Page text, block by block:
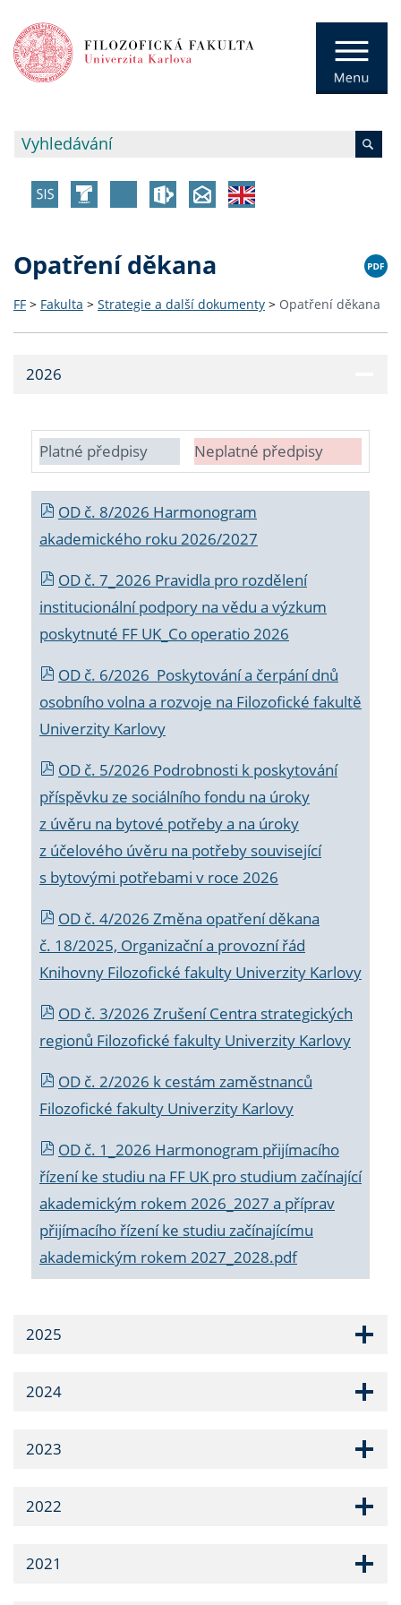
Opatření děkana
FF > Fakulta > Strategie a další dokumenty > Opatření děkana
2026
Platné předpisy Neplatné předpisy
OD č. 8/2026 Harmonogram
akademického roku 2026/2027
OD č. 7_2026 Pravidla pro rozdělení
institucionální podpory na vědu a výzkum
poskytnuté FF UK_Co operatio 2026
OD č. 6/2026 Poskytování a čerpání dnů
osobního volna a rozvoje na Filozofické fakultě
Univerzity Karlovy
OD č. 5/2026 Podrobnosti k poskytování
příspěvku ze sociálního fondu na úroky
z úvěru na bytové potřeby a na úroky
z účelového úvěru na potřeby související
s bytovými potřebami v roce 2026
OD č. 4/2026 Změna opatření děkana
č. 18/2025, Organizační a provozní řád
Knihovny Filozofické fakulty Univerzity Karlovy
OD č. 3/2026 Zrušení Centra strategických
regionů Filozofické fakulty Univerzity Karlovy
OD č. 2/2026 k cestám zaměstnanců
Filozofické fakulty Univerzity Karlovy
OD č. 1_2026 Harmonogram přijímacího
řízení ke studiu na FF UK pro studium začínající
akademickým rokem 2026_2027 a příprav
přijímacího řízení ke studiu začínajícímu
akademickým rokem 2027_2028.pdf
2025
2024
2023
2022
2021